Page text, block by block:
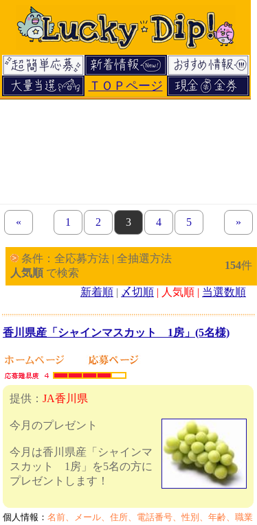
ＴＯＰページ
« previous set of pages
page
1 page
2 page
3 page
4 page
5 next
»
条件：全応募方法 | 全抽選方法
人気順 で検索
154件
新着順 | 〆切順 | 人気順 | 当選数順
香川県産「シャインマスカット 1房」(5名様)
提供： JA香川県
今月のプレゼント
今月は香川県産「シャインマ
スカット 1房」を5名の方に
プレゼントします！
個人情報： 名前、メール、住所、電話番号、性別、年齢、職業